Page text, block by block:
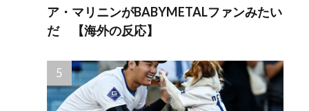
ア・マリニンがBABYMETALファンみたい
だ 【海外の反応】